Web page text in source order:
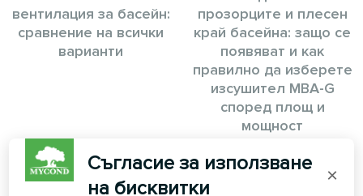
вентилация за басейн:
сравнение на всички
варианти
прозорците и плесен
край басейна: защо се
появяват и как
правилно да изберете
изсушител MBA-G
според площ и
мощност
Съгласие за използване
на бисквитки
×